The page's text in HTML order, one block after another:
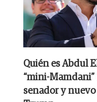
Quién es Abdul
“mini-
senador y